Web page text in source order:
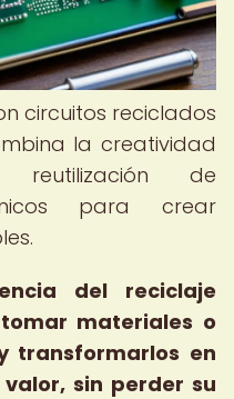
circuitos reciclados
la creatividad
de
para crear
del reciclaje
materiales o
transformarlos en
sin perder su